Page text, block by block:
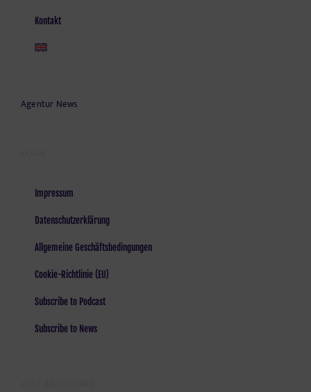
Kontakt
Agentur News
Impressum
Datenschutzerklärung
Allgemeine Geschäftsbedingungen
Cookie-Richtlinie (EU)
Subscribe to Podcast
Subscribe to News